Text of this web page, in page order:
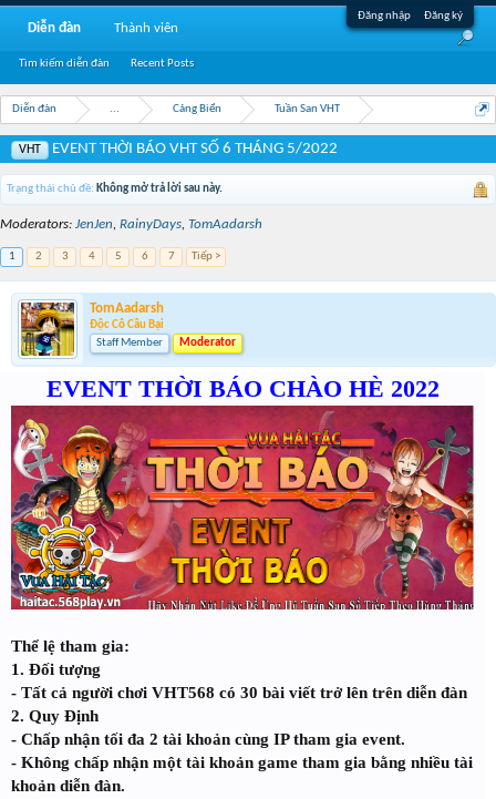
Đăng nhập Đăng ký
Diễn đàn ... Cảng Biển Tuần San VHT
VHT EVENT THỜI BÁO VHT SỐ 6 THÁNG 5/2022
Trạng thái chủ đề: Không mở trả lời sau này.
Moderators: JenJen, RainyDays, TomAadarsh
1 2 3 4 5 6 7 Tiếp >
TomAadarsh
Độc Cô Cầu Bại
Staff Member
Moderator
EVENT THỜI BÁO CHÀO HÈ 2022
Thể lệ tham gia:
1. Đối tượng
- Tất cả người chơi VHT568 có 30 bài viết trở lên trên diễn đàn
2. Quy Định
- Chấp nhận tối đa 2 tài khoản cùng IP tham gia event.
- Không chấp nhận một tài khoản game tham gia bằng nhiều tài
khoản diễn đàn.
Diễn đàn
Tìm kiếm diễn đàn Recent Posts
Thành viên